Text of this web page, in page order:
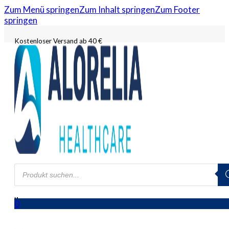
Zum Menü springenZum Inhalt springenZum Footer
springen
Kostenloser Versand ab 40 €
Products
search
0